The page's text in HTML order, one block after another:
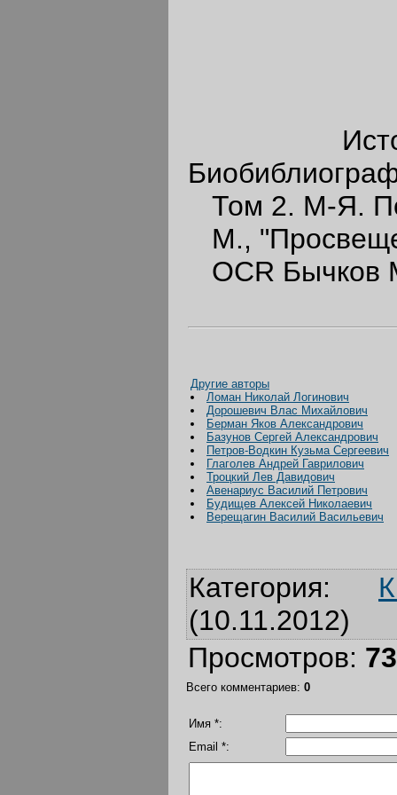
Том 2. М-Я.
М.,
OCR Бычков
Другие авторы
Ломан Николай Логинович
Дорошевич Влас Михайлович
Берман Яков Александрович
Базунов Сергей Александрович
Петров-Водкин Кузьма Сергеевич
Глаголев Андрей Гаврилович
Троцкий Лев Давидович
Авенариус Василий Петрович
Будищев Алексей Николаевич
Верещагин Василий Васильевич
Категория:
(10.11.2012)
Просмотров:
Всего комментариев: 0
Имя *:
Email *: